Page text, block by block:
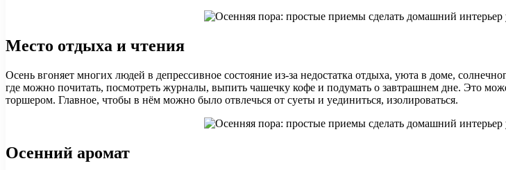
Место отдыха и чтения
Осень вгоняет многих людей в депрессивное состояние из-за недостатка отдыха, уюта в доме,
где можно почитать, посмотреть журналы, выпить чашечку кофе и подумать о завтрашнем дне. Это
торшером. Главное, чтобы в нём можно было отвлечься от суеты и уединиться, изолироваться.
Осенний аромат